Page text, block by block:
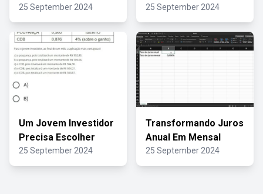
25 September 2024 25 September 2024
Um Jovem Investidor
Precisa Escolher
25 September 2024
Transformando Juros
Anual Em Mensal
25 September 2024